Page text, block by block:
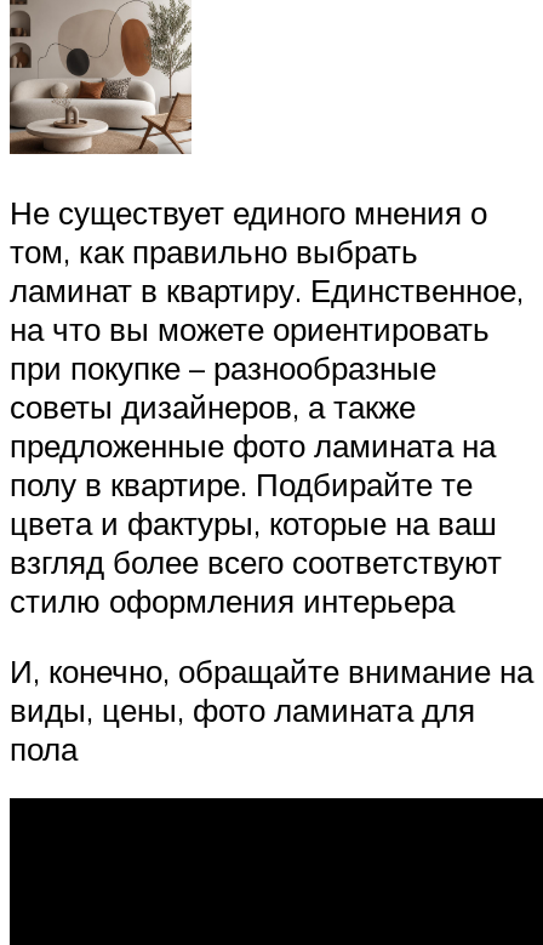
Не существует единого мнения о
том, как правильно выбрать
ламинат в квартиру. Единственное,
на что вы можете ориентировать
при покупке – разнообразные
советы дизайнеров, а также
предложенные фото ламината на
полу в квартире. Подбирайте те
цвета и фактуры, которые на ваш
взгляд более всего соответствуют
стилю оформления интерьера
И, конечно, обращайте внимание на
виды, цены, фото ламината для
пола